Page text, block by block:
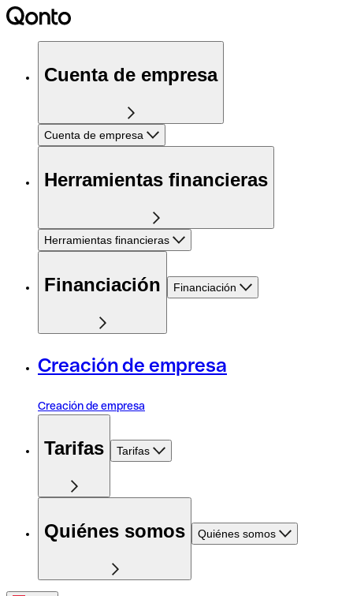
Cuenta de empresa
Cuenta de empresa
Herramientas financieras
Herramientas financieras
Financiación Financiación
Creación de empresa
Creación de empresa
Tarifas Tarifas
Quiénes somos Quiénes somos